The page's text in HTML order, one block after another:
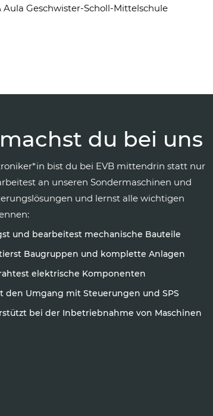
Aula Geschwister-Scholl-Mittelschule
du bei uns
bist du bei EVB mittendrin statt nur
an unseren Sondermaschinen und
und lernst alle wichtigen
und bearbeitest mechanische Bauteile
Baugruppen und komplette Anlagen
elektrische Komponenten
den Umgang mit Steuerungen und SPS
bei der Inbetriebnahme von Maschinen